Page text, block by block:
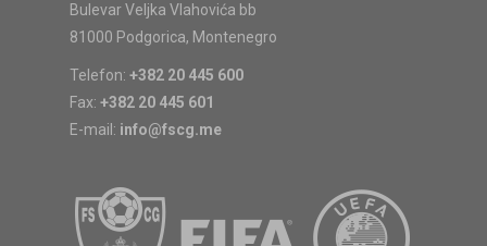
Bulevar Veljka Vlahovića bb
81000 Podgorica, Montenegro
Telefon: +382 20 445 600
Fax: +382 20 445 601
E-mail: info@fscg.me